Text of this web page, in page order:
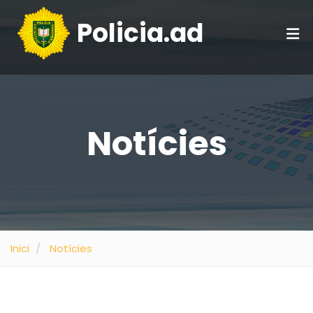
Policia.ad
Notícies
Inici Notícies